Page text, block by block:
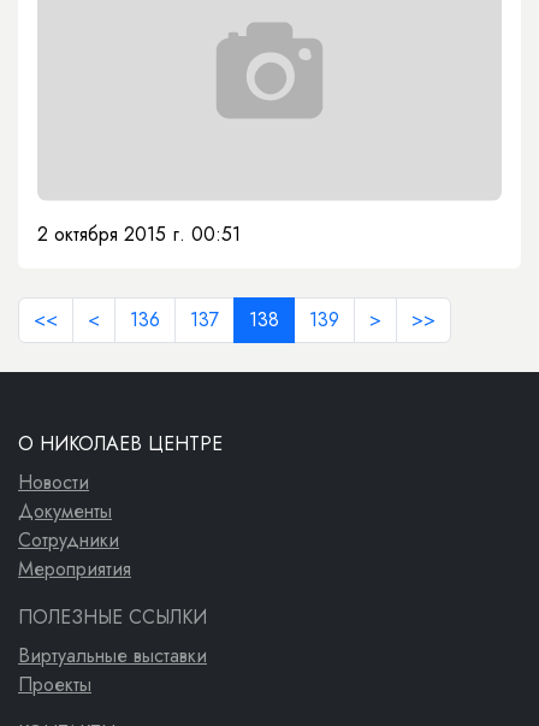
2 октября 2015 г. 00:51
<< < 136 137 138 139 > >>
О НИКОЛАЕВ ЦЕНТРЕ
Новости
Документы
Сотрудники
Мероприятия
ПОЛЕЗНЫЕ ССЫЛКИ
Виртуальные выставки
Проекты